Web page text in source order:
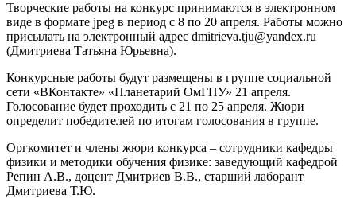
Творческие работы на конкурс принимаются в электронном
виде в формате jpeg в период с 8 по 20 апреля. Работы можно
присылать на электронный адрес dmitrieva.tju@yandex.ru
(Дмитриева Татьяна Юрьевна).
Конкурсные работы будут размещены в группе социальной
сети «ВКонтакте» «Планетарий ОмГПУ» 21 апреля.
Голосование будет проходить с 21 по 25 апреля. Жюри
определит победителей по итогам голосования в группе.
Оргкомитет и члены жюри конкурса – сотрудники кафедры
физики и методики обучения физике: заведующий кафедрой
Репин А.В., доцент Дмитриев В.В., старший лаборант
Дмитриева Т.Ю.